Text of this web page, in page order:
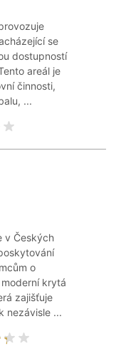
se
dostupností
areál je
činnosti,
...
v Českých
o
krytá
zajišťuje
nezávisle ...